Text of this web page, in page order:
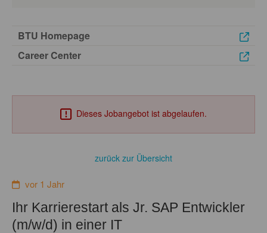
BTU Homepage
Career Center
Dieses Jobangebot ist abgelaufen.
zurück zur Übersicht
vor 1 Jahr
Ihr Karrierestart als Jr. SAP Entwickler
(m/w/d) in einer IT